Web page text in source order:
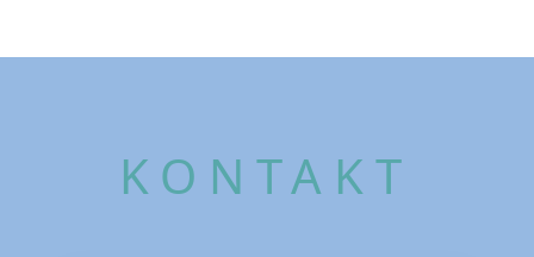
KONTAKT